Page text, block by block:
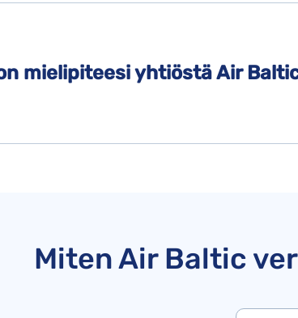
mielipiteesi yhtiöstä Air
Miten Air Baltic